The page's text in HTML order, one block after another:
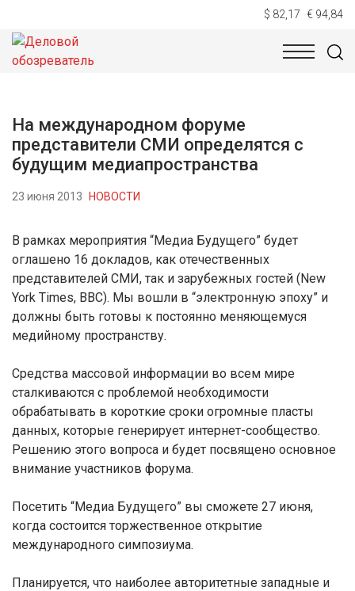
$ 82,17 € 94,84
НОВОСТИ
На международном форуме
представители СМИ определятся с
будущим медиапространства
23 июня 2013 НОВОСТИ
В рамках мероприятия “Медиа Будущего” будет
оглашено 16 докладов, как отечественных
представителей СМИ, так и зарубежных гостей (New
York Times, BBC). Мы вошли в “электронную эпоху” и
должны быть готовы к постоянно меняющемуся
медийному пространству.
Средства массовой информации во всем мире
сталкиваются с проблемой необходимости
обрабатывать в короткие сроки огромные пласты
данных, которые генерирует интернет-сообщество.
Решению этого вопроса и будет посвящено основное
внимание участников форума.
Посетить “Медиа Будущего” вы сможете 27 июня,
когда состоится торжественное открытие
международного симпозиума.
Планируется, что наиболее авторитетные западные и